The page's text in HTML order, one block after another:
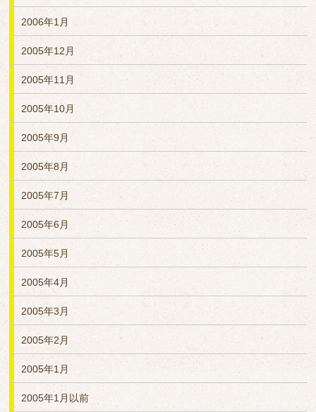
2006年1月
2005年12月
2005年11月
2005年10月
2005年9月
2005年8月
2005年7月
2005年6月
2005年5月
2005年4月
2005年3月
2005年2月
2005年1月
2005年1月以前